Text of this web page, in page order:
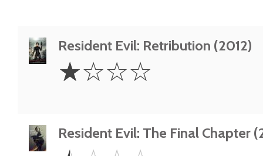
Resident Evil: Retribution (2012)
Star
☆☆☆☆
Resident Evil: The Final Chapter
0.5